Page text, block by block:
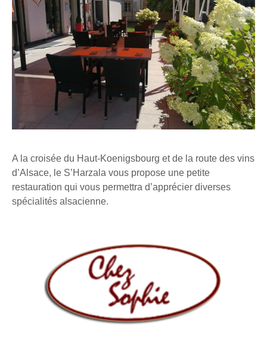
A la croisée du Haut-Koenigsbourg et de la route des vins
d’Alsace, le S’Harzala vous propose une petite
restauration qui vous permettra d’apprécier diverses
spécialités alsacienne.